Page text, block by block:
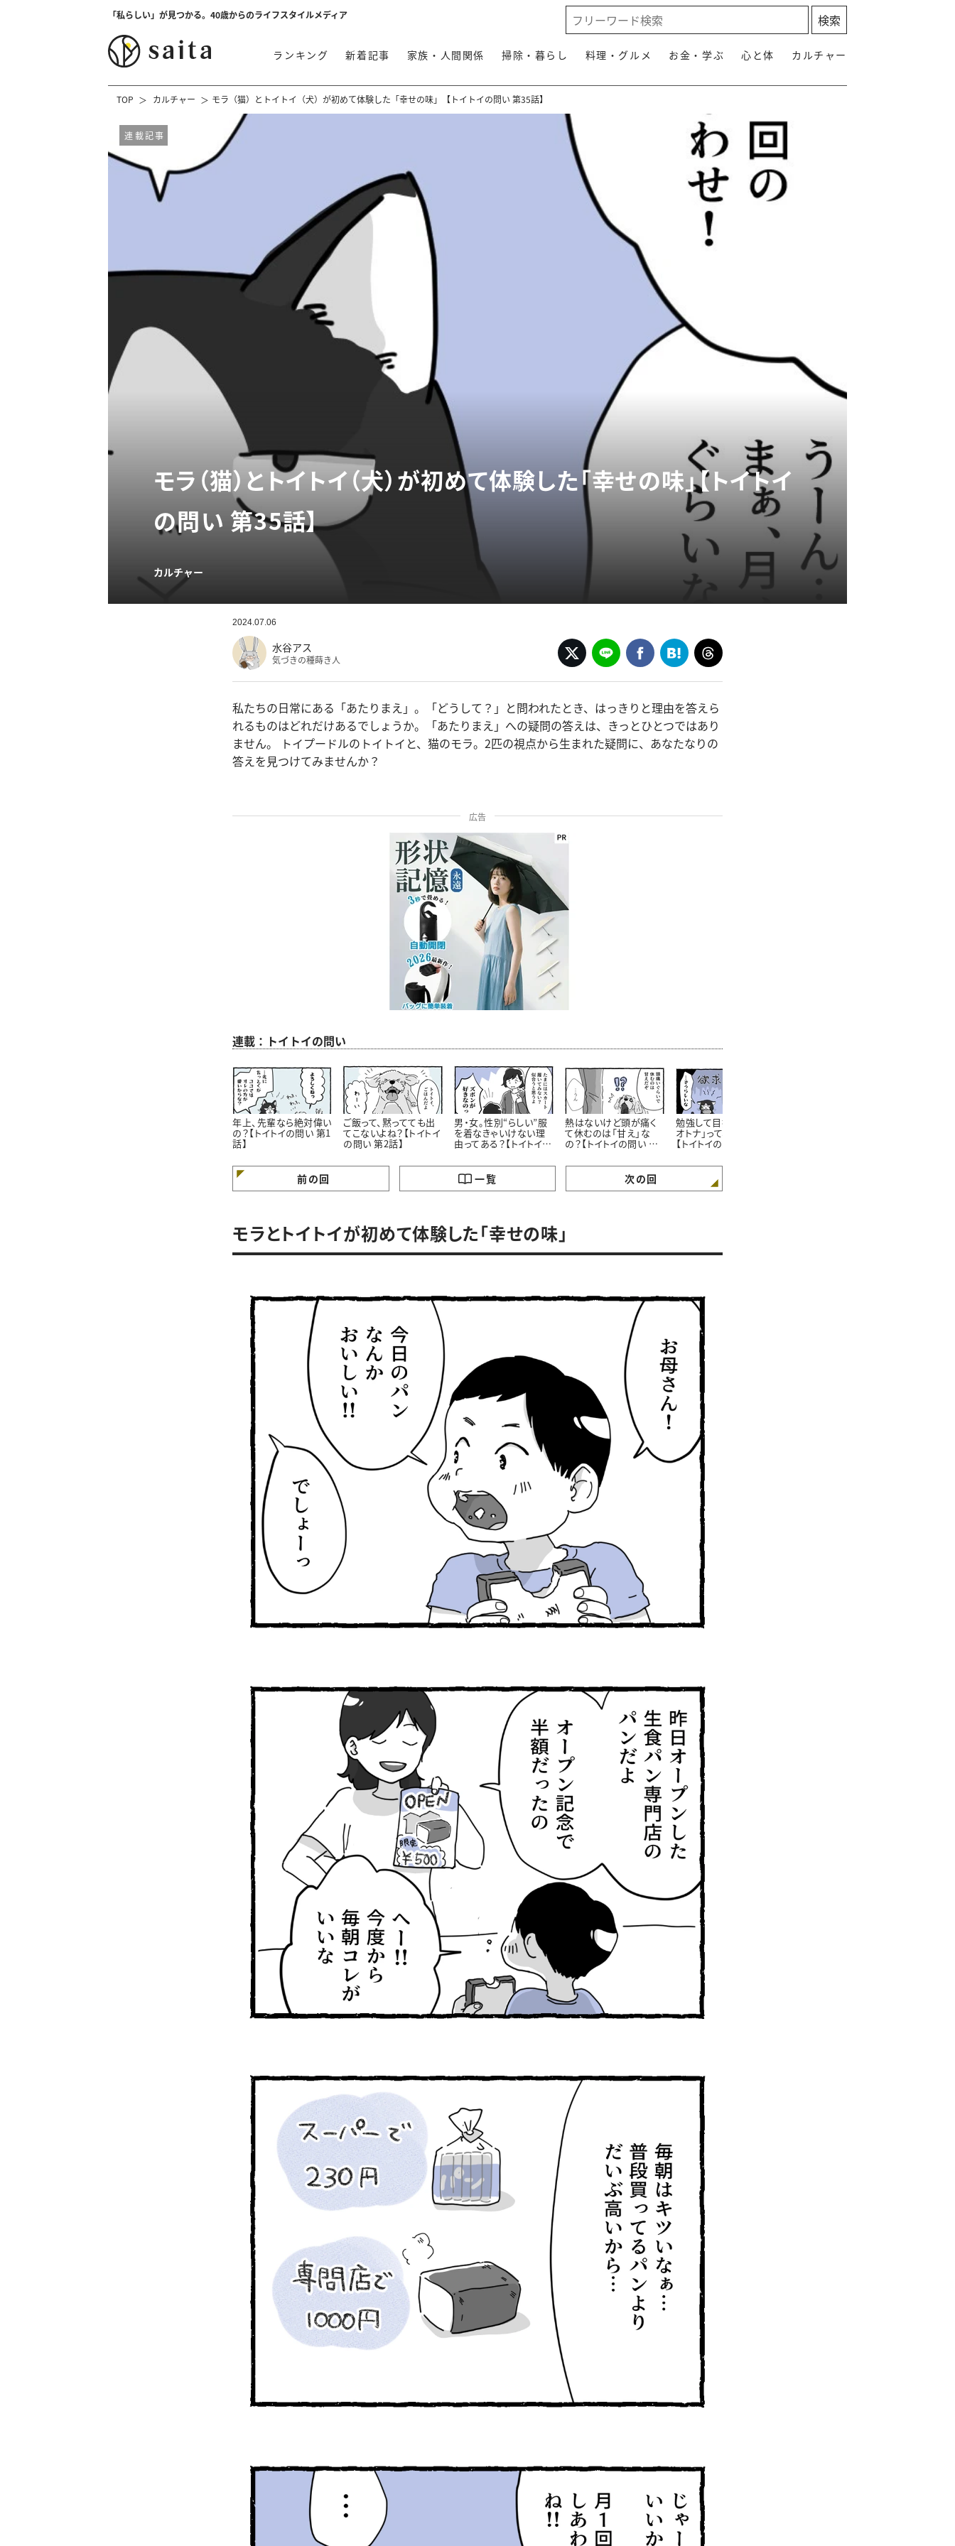
「私らしい」が見つかる。40歳からのライフスタイルメディア
ランキング 新着記事 家族・人間関係 掃除・暮らし 料理・グルメ お金・学ぶ 心と体 カルチャー
TOP カルチャー モラ（猫）とトイトイ（犬）が初めて体験した「幸せの味」【トイトイの問い 第35話】
連載記事
モラ（猫）とトイトイ（犬）が初めて体験した「幸せの味」【トイトイ
の問い 第35話】
カルチャー
2024.07.06
水谷アス
気づきの種蒔き人
私たちの日常にある「あたりまえ」。「どうして？」と問われたとき、はっきりと理由を答えら
れるものはどれだけあるでしょうか。「あたりまえ」への疑問の答えは、きっとひとつではあり
ません。 トイプードルのトイトイと、猫のモラ。2匹の視点から生まれた疑問に、あなたなりの
答えを見つけてみませんか？
広告
連載：トイトイの問い
年上、先輩なら絶対偉い
の？【トイトイの問い 第1
話】
ご飯って、黙ってても出
てこないよね？【トイトイ
の問い 第2話】
男・女。性別“らしい”服
を着なきゃいけない理
由ってある？【トイトイの
熱はないけど頭が痛く
て休むのは「甘え」な
の？【トイトイの問い 第4
勉強して目指す「立派な
オトナ」って、楽しいの？
【トイトイの問い 第5話】
前の回 一覧 次の回
モラとトイトイが初めて体験した「幸せの味」